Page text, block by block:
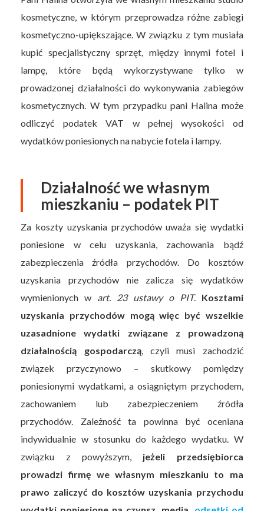
kosmetyczne, w którym przeprowadza różne zabiegi
kosmetyczno-upiększające. W związku z tym musiała
kupić specjalistyczny sprzęt, między innymi fotel i
lampę, które będą wykorzystywane tylko w
prowadzonej działalności do wykonywania zabiegów
kosmetycznych. W tym przypadku pani Halina może
odliczyć podatek VAT w pełnej wysokości od
wydatków poniesionych na nabycie fotela i lampy.
Działalność we własnym
mieszkaniu – podatek PIT
Za koszty uzyskania przychodów uważa się wydatki
poniesione w celu uzyskania, zachowania bądź
zabezpieczenia źródła przychodów. Do kosztów
uzyskania przychodów nie zalicza się wydatków
wymienionych w art. 23 ustawy o PIT. Kosztami
uzyskania przychodów mogą więc być wszelkie
uzasadnione wydatki związane z prowadzoną
działalnością gospodarczą, czyli musi zachodzić
związek przyczynowo – skutkowy pomiędzy
poniesionymi wydatkami, a osiągniętym przychodem,
zachowaniem lub zabezpieczeniem źródła
przychodów. Zależność ta powinna być oceniana
indywidualnie w stosunku do każdego wydatku. W
związku z powyższym, jeżeli przedsiębiorca
prowadzi firmę we własnym mieszkaniu to ma
prawo zaliczyć do kosztów uzyskania przychodu